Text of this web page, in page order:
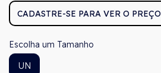
CADASTRE-SE PARA VER O PREÇO
Tamanho
UN